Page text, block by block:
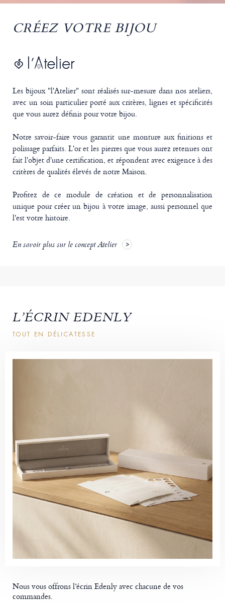
CRÉEZ VOTRE BIJOU
Les bijoux "l'Atelier" sont réalisés sur-mesure dans nos ateliers,
avec un soin particulier porté aux critères, lignes et spécificités
que vous aurez définis pour votre bijou.
Notre savoir-faire vous garantit une monture aux finitions et
polissage parfaits. L'or et les pierres que vous aurez retenues ont
fait l'objet d'une certification, et répondent avec exigence à des
critères de qualités élevés de notre Maison.
Profitez de ce module de création et de personnalisation
unique pour créer un bijou à votre image, aussi personnel que
l'est votre histoire.
En savoir plus sur le concept Atelier
L’ÉCRIN EDENLY
TOUT EN DÉLICATESSE
Nous vous offrons l’écrin Edenly avec chacune de vos
commandes.